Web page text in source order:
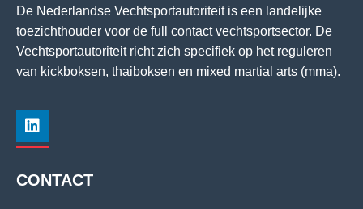
De Nederlandse Vechtsportautoriteit is een landelijke
toezichthouder voor de full contact vechtsportsector. De
Vechtsportautoriteit richt zich specifiek op het reguleren
van kickboksen, thaiboksen en mixed martial arts (mma).
CONTACT